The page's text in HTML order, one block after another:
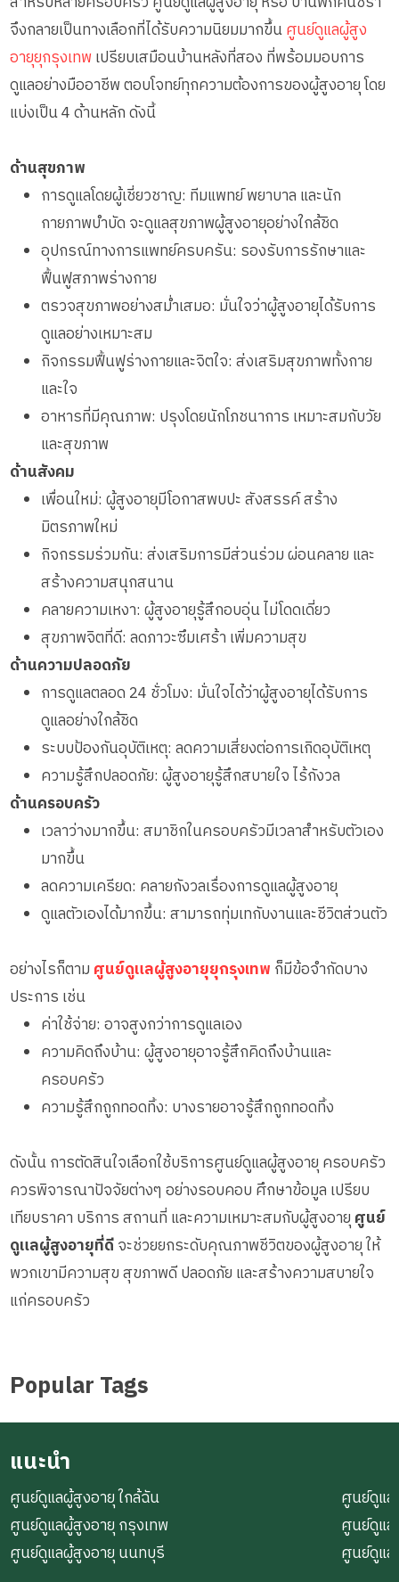
จึงกลายเป็นทางเลือกที่ได้รับความนิยมมากขึ้นศูนย์ดูแลผู้สูง
อายุยุกรุงเทพเปรียบเสมือนบ้านหลังที่สอง ที่พร้อมมอบการ
ดูแลอย่างมืออาชีพ ตอบโจทย์ทุกความต้องการของผู้สูงอายุ โดย
แบ่งเป็น 4 ด้านหลัก ดังนี้
ด้านสุขภาพ
การดูแลโดยผู้เชี่ยวชาญ: ทีมแพทย์ พยาบาล และนัก
กายภาพบำบัด จะดูแลสุขภาพผู้สูงอายุอย่างใกล้ชิด
อุปกรณ์ทางการแพทย์ครบครัน: รองรับการรักษาและ
ฟื้นฟูสภาพร่างกาย
ตรวจสุขภาพอย่างสม่ำเสมอ: มั่นใจว่าผู้สูงอายุได้รับการ
ดูแลอย่างเหมาะสม
กิจกรรมฟื้นฟูร่างกายและจิตใจ: ส่งเสริมสุขภาพทั้งกาย
และใจ
อาหารที่มีคุณภาพ: ปรุงโดยนักโภชนาการ เหมาะสมกับวัย
และสุขภาพ
ด้านสังคม
เพื่อนใหม่: ผู้สูงอายุมีโอกาสพบปะ สังสรรค์ สร้าง
มิตรภาพใหม่
กิจกรรมร่วมกัน: ส่งเสริมการมีส่วนร่วม ผ่อนคลาย และ
สร้างความสนุกสนาน
คลายความเหงา: ผู้สูงอายุรู้สึกอบอุ่น ไม่โดดเดี่ยว
สุขภาพจิตที่ดี: ลดภาวะซึมเศร้า เพิ่มความสุข
ด้านความปลอดภัย
การดูแลตลอด 24 ชั่วโมง: มั่นใจได้ว่าผู้สูงอายุได้รับการ
ดูแลอย่างใกล้ชิด
ระบบป้องกันอุบัติเหตุ: ลดความเสี่ยงต่อการเกิดอุบัติเหตุ
ความรู้สึกปลอดภัย: ผู้สูงอายุรู้สึกสบายใจ ไร้กังวล
ด้านครอบครัว
เวลาว่างมากขึ้น: สมาชิกในครอบครัวมีเวลาสำหรับตัวเอง
มากขึ้น
ลดความเครียด: คลายกังวลเรื่องการดูแลผู้สูงอายุ
ดูแลตัวเองได้มากขึ้น: สามารถทุ่มเทกับงานและชีวิตส่วนตัว
อย่างไรก็ตาม ศูนย์ดูแลผู้สูงอายุยุกรุงเทพ ก็มีข้อจำกัดบาง
ประการ เช่น
ค่าใช้จ่าย: อาจสูงกว่าการดูแลเอง
ความคิดถึงบ้าน: ผู้สูงอายุอาจรู้สึกคิดถึงบ้านและ
ครอบครัว
ความรู้สึกถูกทอดทิ้ง: บางรายอาจรู้สึกถูกทอดทิ้ง
ดังนั้น การตัดสินใจเลือกใช้บริการศูนย์ดูแลผู้สูงอายุ ครอบครัว
ควรพิจารณาปัจจัยต่างๆ อย่างรอบคอบ ศึกษาข้อมูล เปรียบ
เทียบราคา บริการ สถานที่ และความเหมาะสมกับผู้สูงอายุ ศูนย์
ดูแลผู้สูงอายุที่ดีจะช่วยยกระดับคุณภาพชีวิตของผู้สูงอายุ ให้
พวกเขามีความสุข สุขภาพดี ปลอดภัย และสร้างความสบายใจ
แก่ครอบครัว
Popular Tags
แนะนำ
ศูนย์ดูแลผู้สูงอายุ ใกล้ฉัน
ศูนย์ดูแลผู้สูงอายุ กรุงเทพ
ศูนย์ดูแลผู้สูงอายุ นนทบุรี
ศูนย์ดูแ
ศูนย์ดูแ
ศูนย์ดูแ